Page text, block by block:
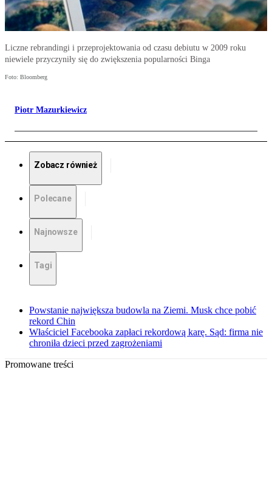
Liczne rebrandingi i przeprojektowania od czasu debiutu w 2009 roku
niewiele przyczyniły się do zwiększenia popularności Binga
Foto: Bloomberg
Piotr Mazurkiewicz
Zobacz również
Polecane
Najnowsze
Tagi
Powstanie największa budowla na Ziemi. Musk chce pobić
rekord Chin
Właściciel Facebooka zapłaci rekordową karę. Sąd: firma nie
chroniła dzieci przed zagrożeniami
Promowane treści